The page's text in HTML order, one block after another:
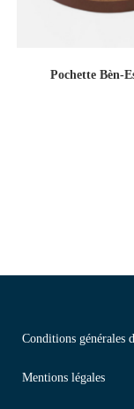
Pochette Bèn-
Conditions générales
Mentions légales